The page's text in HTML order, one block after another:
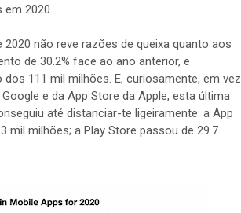
em 2020.
não reve razões de queixa quanto aos
de 30.2% face ao ano anterior, e
111 mil milhões. E, curiosamente, em vez
e da App Store da Apple, esta última
até distanciar-te ligeiramente: a App
mil milhões; a Play Store passou de 29.7